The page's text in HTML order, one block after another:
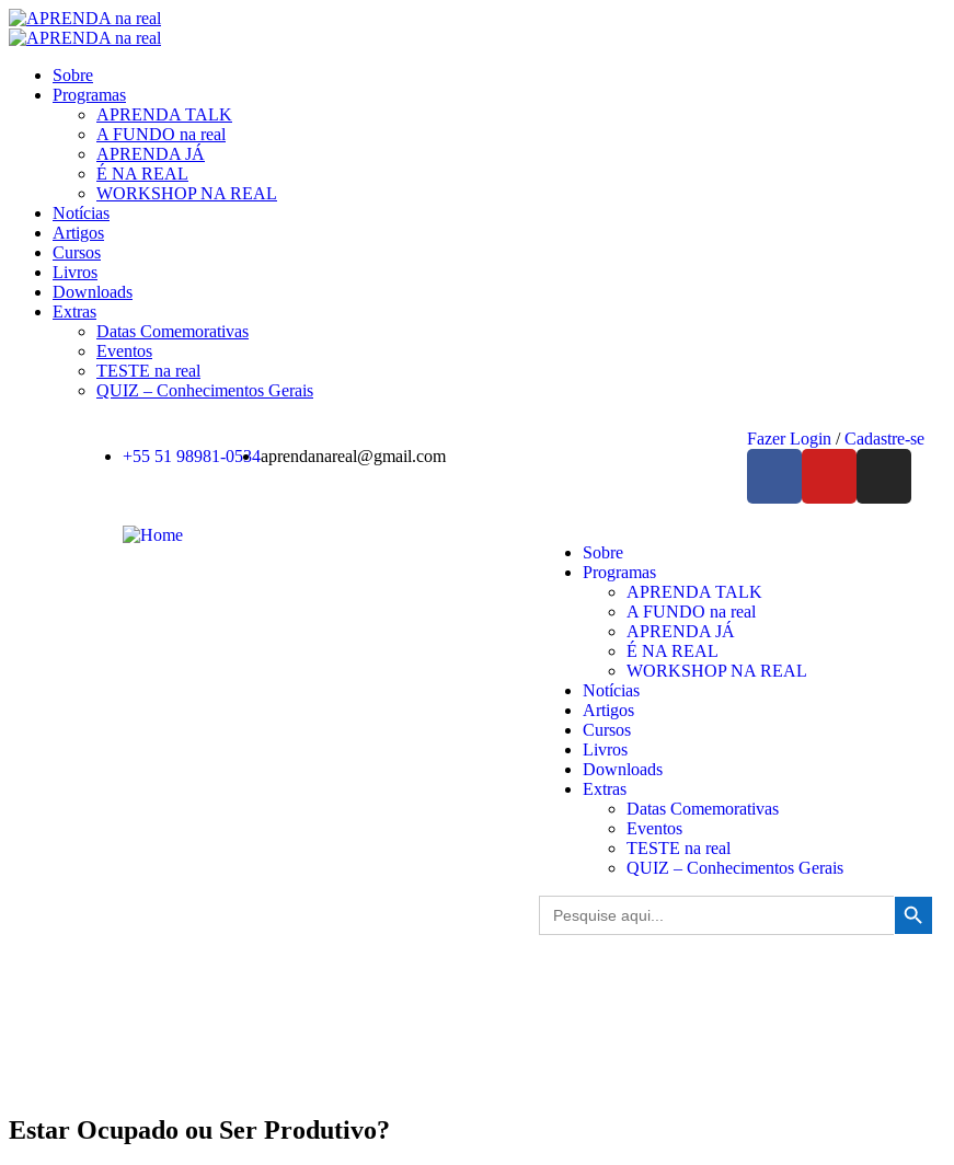
Sobre
Programas
APRENDA TALK
A FUNDO na real
APRENDA JÁ
É NA REAL
WORKSHOP NA REAL
Notícias
Artigos
Cursos
Livros
Downloads
Extras
Datas Comemorativas
Eventos
TESTE na real
QUIZ – Conhecimentos Gerais
+55 51 98981-0534aprendanareal@gmail.com
Fazer Login / Cadastre-se
Sobre
Programas
APRENDA TALK
A FUNDO na real
APRENDA JÁ
É NA REAL
WORKSHOP NA REAL
Notícias
Artigos
Cursos
Livros
Downloads
Extras
Datas Comemorativas
Eventos
TESTE na real
QUIZ – Conhecimentos Gerais
Search
for:
Search Button
Estar Ocupado ou Ser Produtivo?